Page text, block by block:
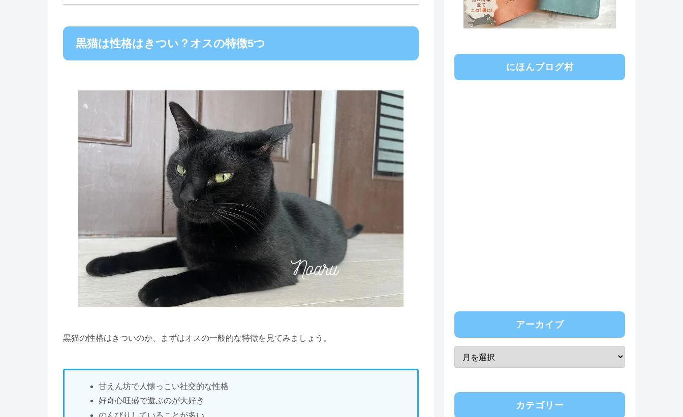
黒猫は性格はきつい？オスの特徴5つ
黒猫の性格はきついのか、まずはオスの一般的な特徴を見てみましょう。
甘えん坊で人懐っこい社交的な性格
好奇心旺盛で遊ぶのが大好き
のんびりしていることが多い
にほんブログ村
アーカイブ
カテゴリー